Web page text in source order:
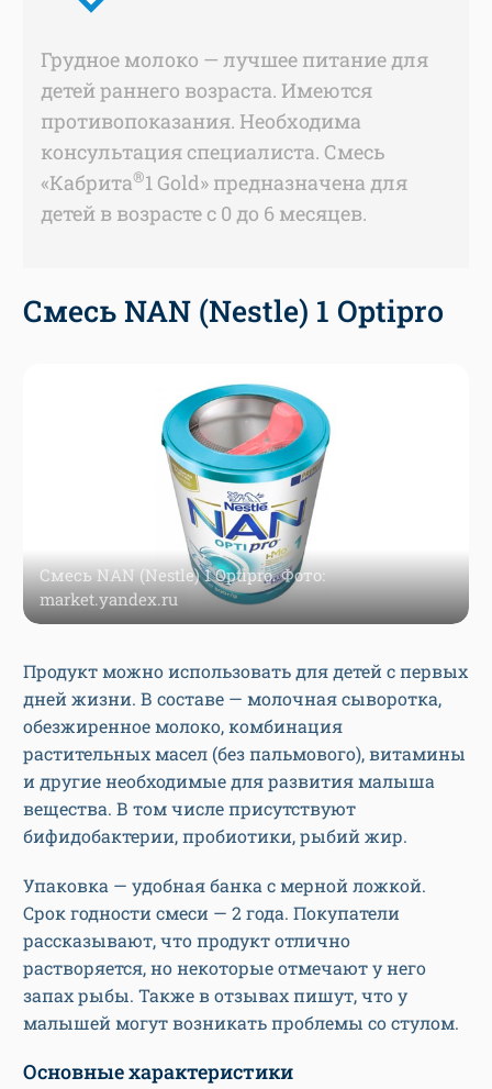
Грудное молоко — лучшее питание для
детей раннего возраста. Имеются
противопоказания. Необходима
консультация специалиста. Смесь
«Кабрита®1 Gold» предназначена для
детей в возрасте с 0 до 6 месяцев.
Смесь NAN (Nestle) 1 Optipro
Смесь NAN (Nestle) 1 Optipro. Фото:
market.yandex.ru
Продукт можно использовать для детей с первых
дней жизни. В составе — молочная сыворотка,
обезжиренное молоко, комбинация
растительных масел (без пальмового), витамины
и другие необходимые для развития малыша
вещества. В том числе присутствуют
бифидобактерии, пробиотики, рыбий жир.
Упаковка — удобная банка с мерной ложкой.
Срок годности смеси — 2 года. Покупатели
рассказывают, что продукт отлично
растворяется, но некоторые отмечают у него
запах рыбы. Также в отзывах пишут, что у
малышей могут возникать проблемы со стулом.
Основные характеристики